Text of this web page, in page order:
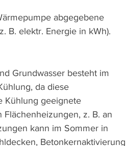
abgegebene
B. elektr. Energie in kWh).
Grundwasser besteht im
da diese
Kühlung geeignete
z. B. an
kann im Sommer in
Betonkernaktivierung